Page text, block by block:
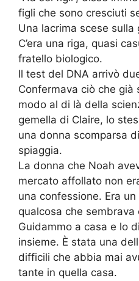
figli che sono cresciuti
Una lacrima scese
C’era una riga, quasi
fratello biologico.
Il test del DNA arrivò
Confermava ciò che già
modo al di là della
gemella di Claire, lo
una donna scomparsa
spiaggia.
La donna che Noah
mercato affollato non
una confessione. Era
qualcosa che sembrava
Guidammo a casa e lo
insieme. È stata una
difficili che abbia mai
tante in quella casa.